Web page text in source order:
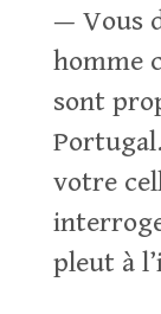
— Vous
homme
sont
votre
pleut à